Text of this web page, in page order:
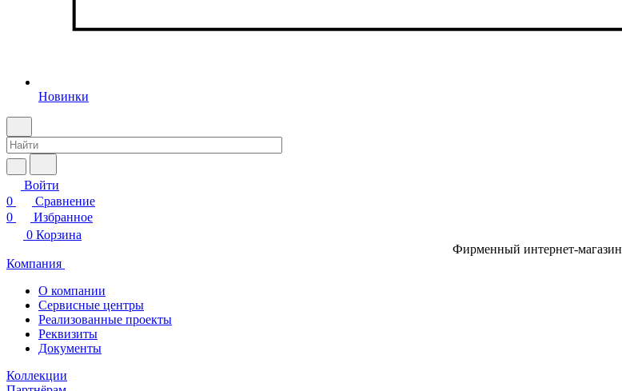
Новинки
Войти
0
Сравнение
0
Избранное
0 Корзина
Фирменный интернет-магазин
Компания
О компании
Сервисные центры
Реализованные проекты
Реквизиты
Документы
Коллекции